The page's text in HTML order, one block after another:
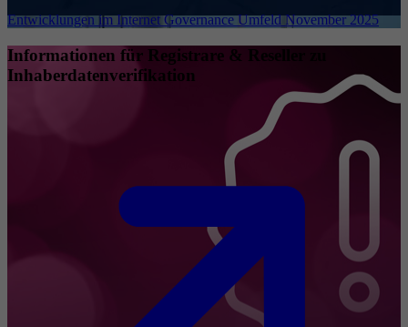
Entwicklungen im Internet Governance Umfeld November 2025
Informationen für Registrare & Reseller zu
Inhaberdatenverifikation